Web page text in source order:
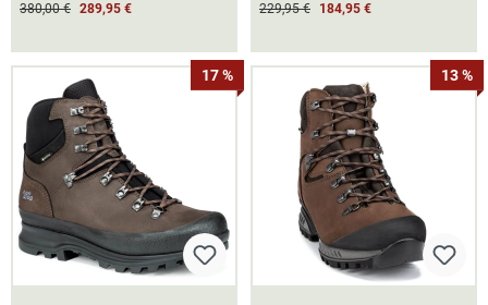
380,00 € 289,95 € 229,95 € 184,95 €
17 % 13 %